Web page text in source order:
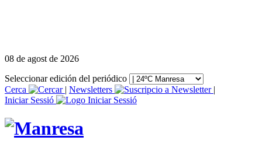
08 de agost de 2026
Seleccionar edición del periódico
Cerca
| Newsletters
|
Iniciar Sessió